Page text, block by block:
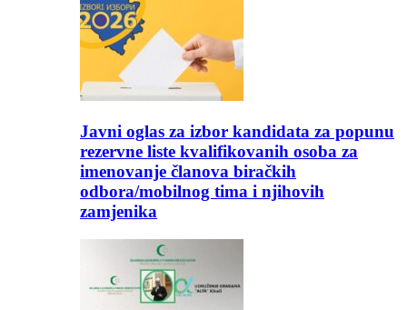
Javni oglas za izbor kandidata za popunu
rezervne liste kvalifikovanih osoba za
imenovanje članova biračkih
odbora/mobilnog tima i njihovih
zamjenika